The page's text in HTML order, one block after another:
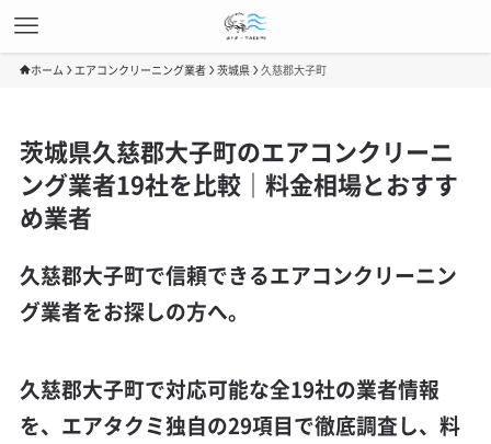
ホーム エアコンクリーニング業者 茨城県 久慈郡大子町
茨城県久慈郡大子町のエアコンクリーニ
ング業者19社を比較｜料金相場とおすす
め業者
久慈郡大子町で信頼できるエアコンクリーニン
グ業者をお探しの方へ。
久慈郡大子町で対応可能な全19社の業者情報
を、エアタクミ独自の29項目で徹底調査し、料